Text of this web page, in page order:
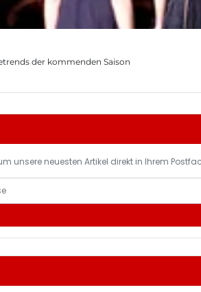
der kommenden Saison
unsere neuesten Artikel direkt in Ihrem